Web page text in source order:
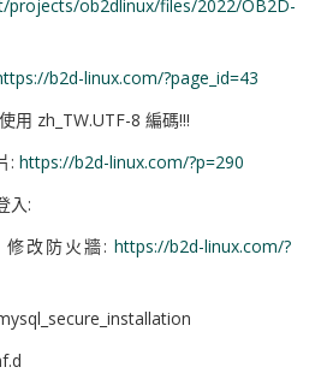
projects/ob2dlinux/files/2022/OB2D-
b2d-linux.com/?page_id=43
用 zh_TW.UTF-8 編碼!!!
: https://b2d-linux.com/?p=290
入:
修改防火牆: https://b2d-linux.com/?